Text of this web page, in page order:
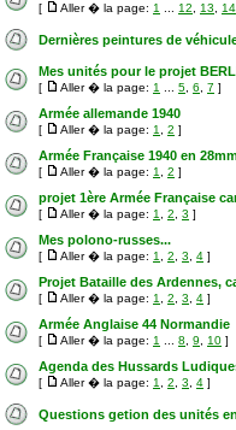
[ Aller � la page: 1 12 13 14
Dernières peintures de
Mes unités pour le projet
[ Aller � la page: 1 5 6 7 ]
Armée allemande 1940
[ Aller � la page: 1 2 ]
Armée Française 1940 en
[ Aller � la page: 1 2 ]
projet 1ère Armée Française
[ Aller � la page: 1 2 3 ]
Mes polono-russes...
[ Aller � la page: 1 2 3 4 ]
Projet Bataille des Ardennes,
[ Aller � la page: 1 2 3 4 ]
Armée Anglaise 44 Normandie
[ Aller � la page: 1 8 9 10 ]
Agenda des Hussards
[ Aller � la page: 1 2 3 4 ]
Questions getion des unités